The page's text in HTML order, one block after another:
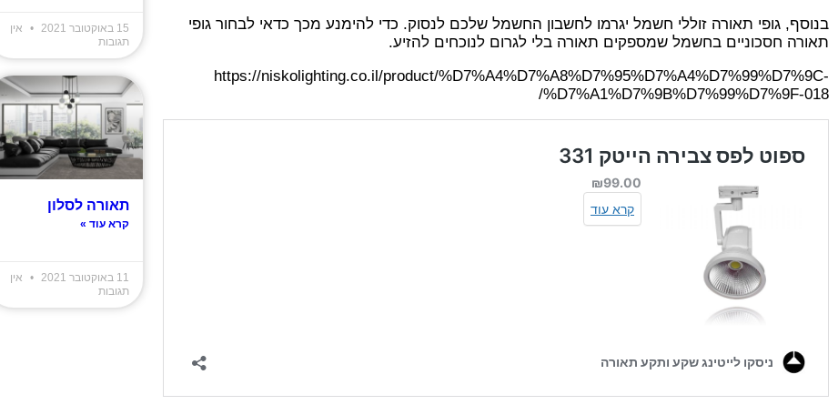
בנוסף, גופי תאורה זוללי חשמל יגרמו לחשבון החשמל שלכם לנסוק. כדי להימנע מכך כדאי לבחור גופי
תאורה חסכוניים בחשמל שמספקים תאורה בלי לגרום לנוכחים להזיע.
https://niskolighting.co.il/product/%D7%A4%D7%A8%D7%95%D7%A4%D7%99%D7%9C-
%D7%A1%D7%9B%D7%99%D7%9F-018/
15 באוקטובר 2021
אין
תגובות
תאורה לסלון
קרא עוד »
11 באוקטובר 2021
אין
תגובות